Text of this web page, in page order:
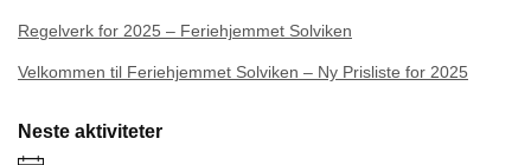
Regelverk for 2025 – Feriehjemmet Solviken
Velkommen til Feriehjemmet Solviken – Ny Prisliste for 2025
Neste aktiviteter